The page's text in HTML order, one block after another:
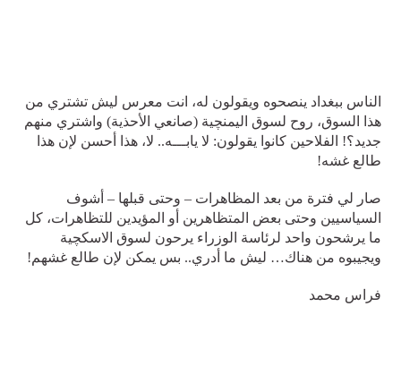
الناس ببغداد ينصحوه ويقولون له، انت معرس ليش تشتري من
هذا السوق، روح لسوق اليمنچية (صانعي الأحذية) واشتري منهم
جديد؟! الفلاحين كانوا يقولون: لا يابـــه.. لا، هذا أحسن لإن هذا
طالع غشه!
صار لي فترة من بعد المظاهرات – وحتى قبلها – أشوف
السياسيين وحتى بعض المتظاهرين أو المؤيدين للتظاهرات، كل
ما يرشحون واحد لرئاسة الوزراء يرحون لسوق الاسكچية
ويجيبوه من هناك… ليش ما أدري.. بس يمكن لإن طالع غشهم!
فراس محمد